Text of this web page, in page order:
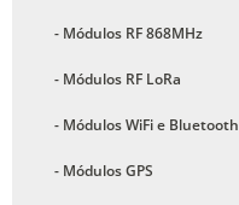
- Módulos RF 868MHz
- Módulos RF LoRa
- Módulos WiFi e Bluetooth
- Módulos GPS